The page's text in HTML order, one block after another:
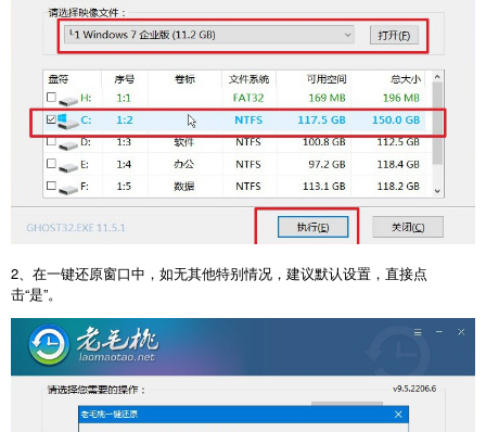
2、在一键还原窗口中，如无其他特别情况，建议默认设置，直接点
击“是”。